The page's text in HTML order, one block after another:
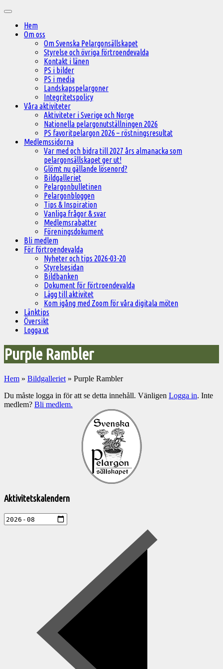
innehåll
Huvudmeny
Hem
Om oss
Om Svenska Pelargonsällskapet
Styrelse och övriga förtroendevalda
Kontakt i länen
PS i bilder
PS i media
Landskapspelargoner
Integritetspolicy
Våra aktiviteter
Aktiviteter i Sverige och Norge
Nationella pelargonutställningen 2026
PS favoritpelargon 2026 – röstningsresultat
Medlemssidorna
Var med och bidra till 2027 års almanacka som
pelargonsällskapet ger ut!
Glömt nu gällande lösenord?
Bildgalleriet
Pelargonbulletinen
Pelargonbloggen
Tips & Inspiration
Vanliga frågor & svar
Medlemsrabatter
Föreningsdokument
Bli medlem
För förtroendevalda
Nyheter och tips 2026-03-20
Styrelsesidan
Bildbanken
Dokument för förtroendevalda
Lägg till aktivitet
Kom igång med Zoom för våra digitala möten
Länktips
Översikt
Logga ut
Purple Rambler
Hem » Bildgalleriet » Purple Rambler
Du måste logga in för att se detta innehåll. Vänligen Logga in. Inte
medlem? Bli medlem.
Pelargonsällskapets
Aktivitetskalendern